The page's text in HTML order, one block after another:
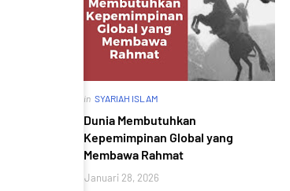
in SYARIAH ISLAM
Dunia Membutuhkan
Kepemimpinan Global yang
Membawa Rahmat
Januari 28, 2026